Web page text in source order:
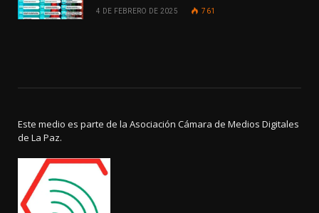
4 DE FEBRERO DE 2025 761
Este medio es parte de la Asociación Cámara de Medios Digitales
de La Paz.